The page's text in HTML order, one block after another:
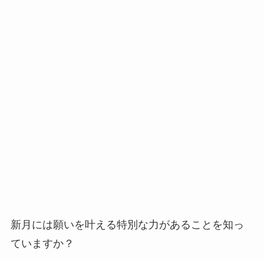
新月には願いを叶える特別な力があることを知っ
ていますか？